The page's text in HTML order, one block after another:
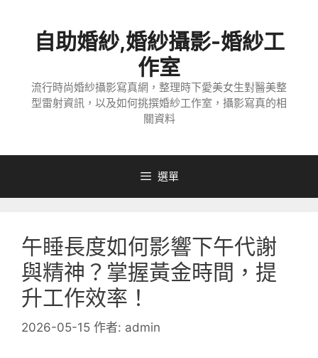
自助婚紗,婚紗攝影-婚紗工
作室
流行時尚婚紗攝影寫真網，整理時下愛美女生對醫美整
型雷射資訊，以及如何挑撰婚紗工作室，攝影寫真的相
關資料
選單
午睡長度如何影響下午代謝
與精神？掌握黃金時間，提
升工作效率！
2026-05-15 作者: admin